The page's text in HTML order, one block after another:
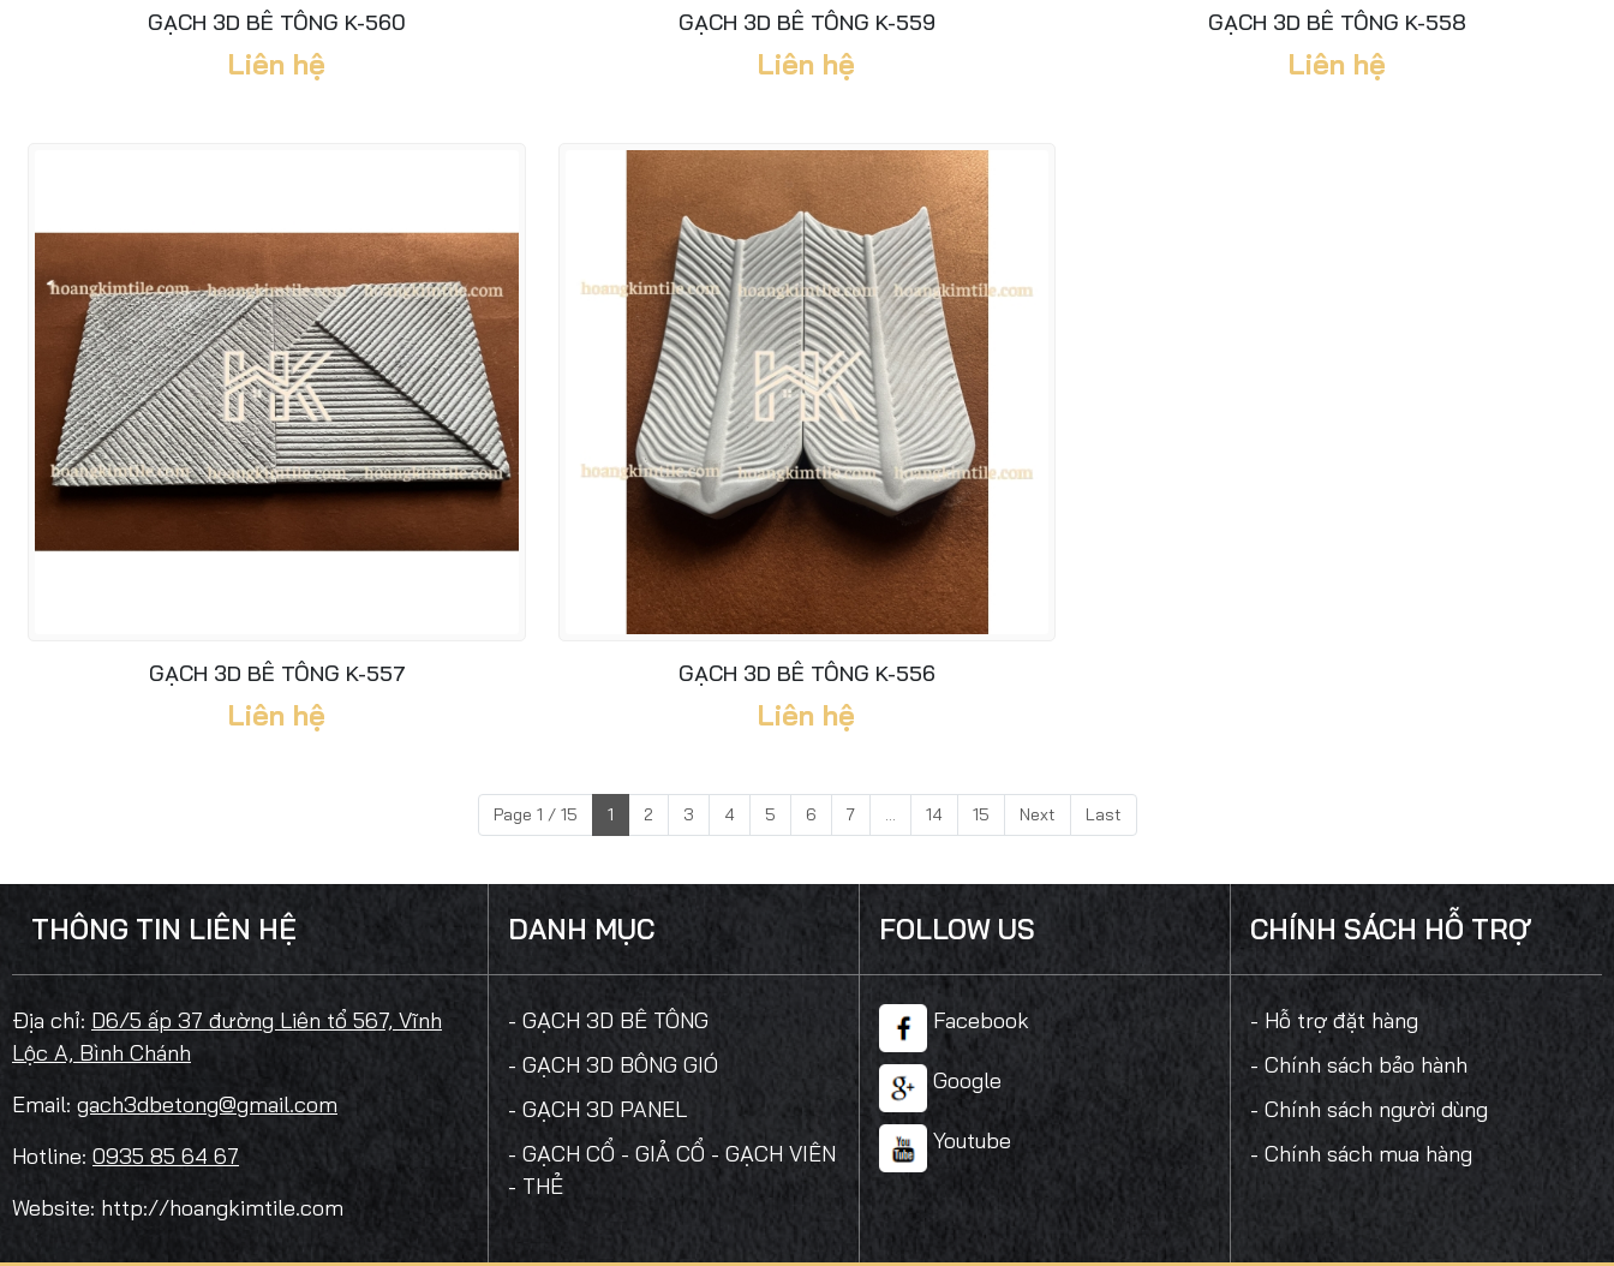
GẠCH 3D BÊ TÔNG K-560
Liên hệ
GẠCH 3D BÊ TÔNG K-559
Liên hệ
GẠCH 3D BÊ TÔNG K-558
Liên hệ
GẠCH 3D BÊ TÔNG K-557
Liên hệ
GẠCH 3D BÊ TÔNG K-556
Liên hệ
Page 1 / 15 1 2 3 4 5 6 7 ... 14 15 Next Last
THÔNG TIN LIÊN HỆ
Địa chỉ: D6/5 ấp 37 đường Liên tổ 567, Vĩnh
Lộc A, Bình Chánh
Email: gach3dbetong@gmail.com
Hotline: 0935 85 64 67
Website: http://hoangkimtile.com
DANH MỤC
- GẠCH 3D BÊ TÔNG
- GẠCH 3D BÔNG GIÓ
- GẠCH 3D PANEL
- GẠCH CỔ - GIẢ CỔ - GẠCH VIÊN
- THẺ
FOLLOW US
Facebook
Google
Youtube
CHÍNH SÁCH HỖ TRỢ
- Hỗ trợ đặt hàng
- Chính sách bảo hành
- Chính sách người dùng
- Chính sách mua hàng